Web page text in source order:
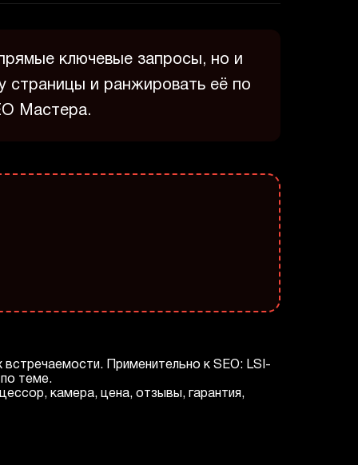
ключевые запросы, но и
страницы и ранжировать её по
Мастера.
Применительно к SEO: LSI-
теме.
камера, цена, отзывы, гарантия,